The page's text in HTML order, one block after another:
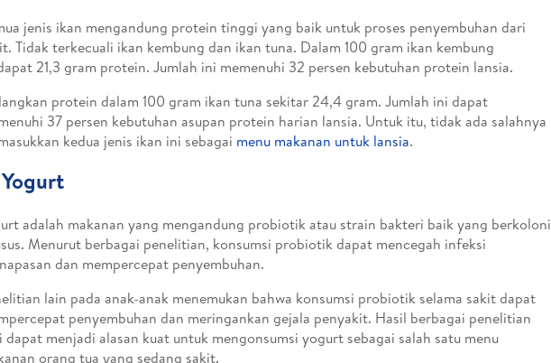
jenis ikan mengandung protein tinggi yang baik untuk proses penyembuhan dari
Tidak terkecuali ikan kembung dan ikan tuna. Dalam 100 gram ikan kembung
21,3 gram protein. Jumlah ini memenuhi 32 persen kebutuhan protein lansia.
protein dalam 100 gram ikan tuna sekitar 24,4 gram. Jumlah ini dapat
37 persen kebutuhan asupan protein harian lansia. Untuk itu, tidak ada salahnya
kedua jenis ikan ini sebagai menu makanan untuk lansia.
adalah makanan yang mengandung probiotik atau strain bakteri baik yang berkoloni
Menurut berbagai penelitian, konsumsi probiotik dapat mencegah infeksi
dan mempercepat penyembuhan.
lain pada anak-anak menemukan bahwa konsumsi probiotik selama sakit dapat
penyembuhan dan meringankan gejala penyakit. Hasil berbagai penelitian
dapat menjadi alasan kuat untuk mengonsumsi yogurt sebagai salah satu menu
orang tua yang sedang sakit.